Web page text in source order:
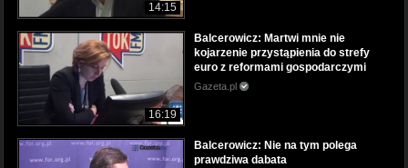
14:15
16:19
Balcerowicz: Martwi mnie nie
kojarzenie przystąpienia do strefy
euro z reformami gospodarczymi
Gazeta.pl
Balcerowicz: Nie na tym polega
prawdziwa dabata